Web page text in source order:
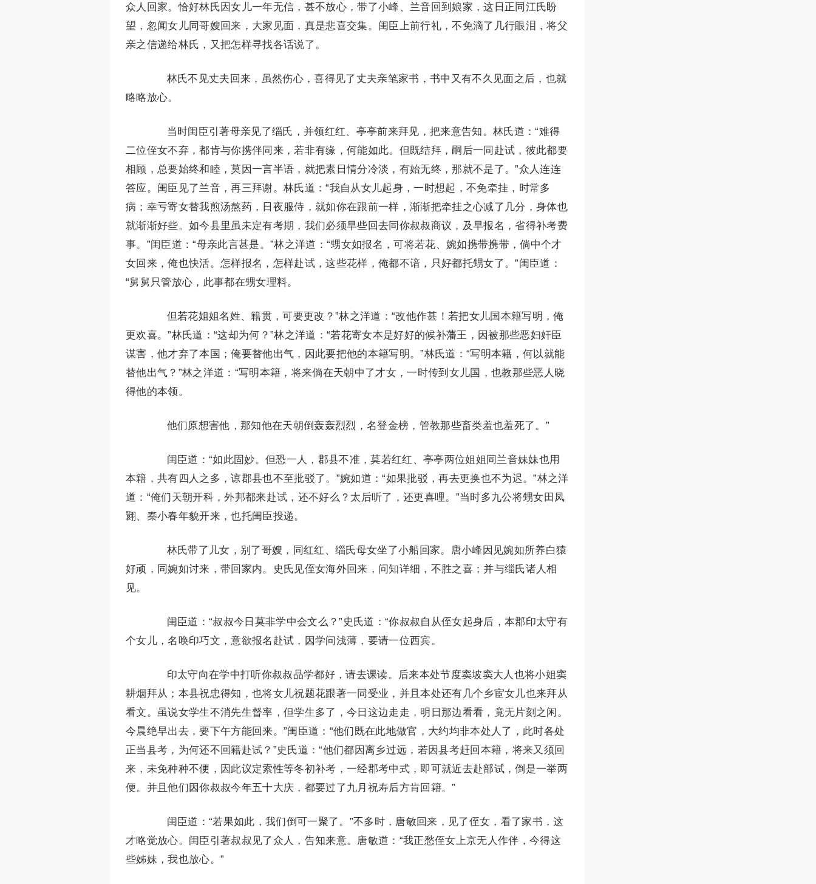
众人回家。恰好林氏因女儿一年无信，甚不放心，带了小峰、兰音回到娘家，这日正同江氏盼
望，忽闻女儿同哥嫂回来，大家见面，真是悲喜交集。闺臣上前行礼，不免滴了几行眼泪，将父
亲之信递给林氏，又把怎样寻找各话说了。
林氏不见丈夫回来，虽然伤心，喜得见了丈夫亲笔家书，书中又有不久见面之后，也就
略略放心。
当时闺臣引著母亲见了缁氏，并领红红、亭亭前来拜见，把来意告知。林氏道：“难得
二位侄女不弃，都肯与你携伴同来，若非有缘，何能如此。但既结拜，嗣后一同赴试，彼此都要
相顾，总要始终和睦，莫因一言半语，就把素日情分冷淡，有始无终，那就不是了。”众人连连
答应。闺臣见了兰音，再三拜谢。林氏道：“我自从女儿起身，一时想起，不免牵挂，时常多
病；幸亏寄女替我煎汤熬药，日夜服侍，就如你在跟前一样，渐渐把牵挂之心减了几分，身体也
就渐渐好些。如今县里虽未定有考期，我们必须早些回去同你叔叔商议，及早报名，省得补考费
事。”闺臣道：“母亲此言甚是。”林之洋道：“甥女如报名，可将若花、婉如携带携带，倘中个才
女回来，俺也快活。怎样报名，怎样赴试，这些花样，俺都不谙，只好都托甥女了。”闺臣道：
“舅舅只管放心，此事都在甥女理料。
但若花姐姐名姓、籍贯，可要更改？”林之洋道：“改他作甚！若把女儿国本籍写明，俺
更欢喜。”林氏道：“这却为何？”林之洋道：“若花寄女本是好好的候补藩王，因被那些恶妇奸臣
谋害，他才弃了本国；俺要替他出气，因此要把他的本籍写明。”林氏道：“写明本籍，何以就能
替他出气？”林之洋道：“写明本籍，将来倘在天朝中了才女，一时传到女儿国，也教那些恶人晓
得他的本领。
他们原想害他，那知他在天朝倒轰轰烈烈，名登金榜，管教那些畜类羞也羞死了。”
闺臣道：“如此固妙。但恐一人，郡县不准，莫若红红、亭亭两位姐姐同兰音妹妹也用
本籍，共有四人之多，谅郡县也不至批驳了。”婉如道：“如果批驳，再去更换也不为迟。”林之洋
道：“俺们天朝开科，外邦都来赴试，还不好么？太后听了，还更喜哩。”当时多九公将甥女田凤
翾、秦小春年貌开来，也托闺臣投递。
林氏带了儿女，别了哥嫂，同红红、缁氏母女坐了小船回家。唐小峰因见婉如所养白猿
好顽，同婉如讨来，带回家内。史氏见侄女海外回来，问知详细，不胜之喜；并与缁氏诸人相
见。
闺臣道：“叔叔今日莫非学中会文么？”史氏道：“你叔叔自从侄女起身后，本郡印太守有
个女儿，名唤印巧文，意欲报名赴试，因学问浅薄，要请一位西宾。
印太守向在学中打听你叔叔品学都好，请去课读。后来本处节度窦坡窦大人也将小姐窦
耕烟拜从；本县祝忠得知，也将女儿祝题花跟著一同受业，并且本处还有几个乡宦女儿也来拜从
看文。虽说女学生不消先生督率，但学生多了，今日这边走走，明日那边看看，竟无片刻之闲。
今晨绝早出去，要下午方能回来。”闺臣道：“他们既在此地做官，大约均非本处人了，此时各处
正当县考，为何还不回籍赴试？”史氏道：“他们都因离乡过远，若因县考赶回本籍，将来又须回
来，未免种种不便，因此议定索性等冬初补考，一经郡考中式，即可就近去赴部试，倒是一举两
便。并且他们因你叔叔今年五十大庆，都要过了九月祝寿后方肯回籍。”
闺臣道：“若果如此，我们倒可一聚了。”不多时，唐敏回来，见了侄女，看了家书，这
才略觉放心。闺臣引著叔叔见了众人，告知来意。唐敏道：“我正愁侄女上京无人作伴，今得这
些姊妹，我也放心。”